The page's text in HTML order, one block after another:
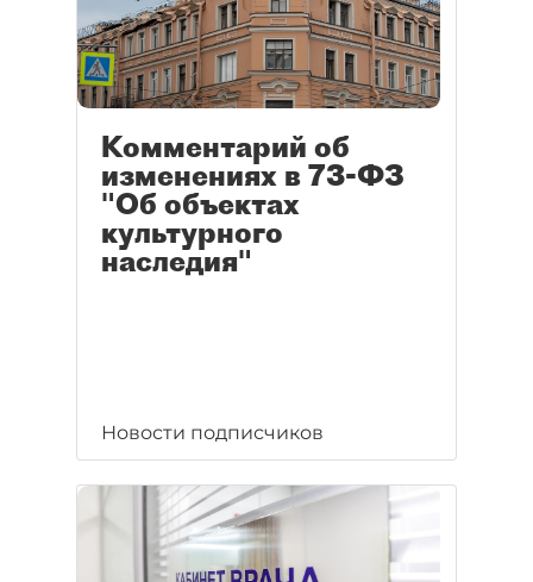
Комментарий об
изменениях в 73-ФЗ
"Об объектах
культурного
наследия"
Новости подписчиков